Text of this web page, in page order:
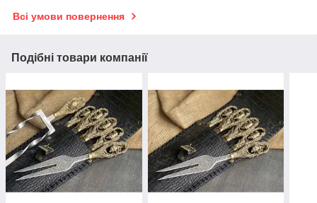
Всі умови повернення
Подібні товари компанії